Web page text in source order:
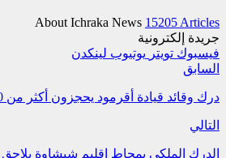
About Ichraka News 15205 Articles
جريدة إلكترونية
فيسبوك تويتر يوتيوب لينكدن
السابق
درك وقائد قيادة أقرمود يحجزون أكثر من 350 لتر من ماء الحياة
التالي
الدرك الملكي بمجاط إقليم شيشاوة